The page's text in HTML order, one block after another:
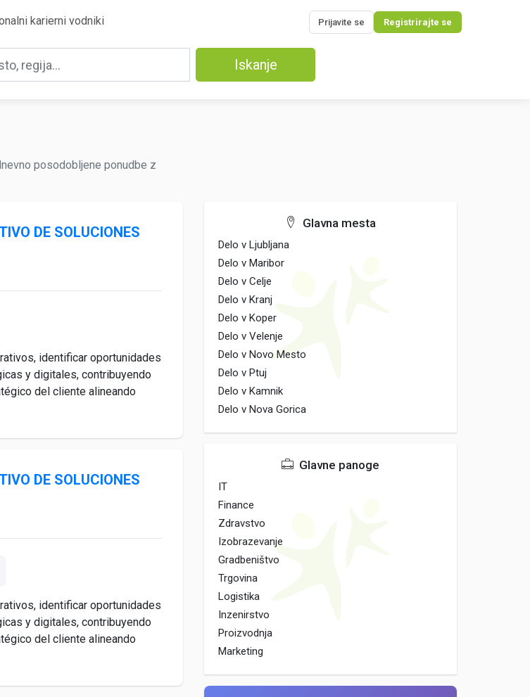
karierni vodniki Prijavite se Registrirajte se
Iskanje
posodobljene ponudbe z
DE SOLUCIONES
identificar oportunidades
y digitales, contribuyendo
del cliente alineando
DE SOLUCIONES
identificar oportunidades
y digitales, contribuyendo
del cliente alineando
Glavna mesta
Delo v Ljubljana
Delo v Maribor
Delo v Celje
Delo v Kranj
Delo v Koper
Delo v Velenje
Delo v Novo Mesto
Delo v Ptuj
Delo v Kamnik
Delo v Nova Gorica
Glavne panoge
IT
Finance
Zdravstvo
Izobrazevanje
Gradbeništvo
Trgovina
Logistika
Inzenirstvo
Proizvodnja
Marketing